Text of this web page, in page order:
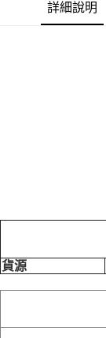
詳細說明
貨源